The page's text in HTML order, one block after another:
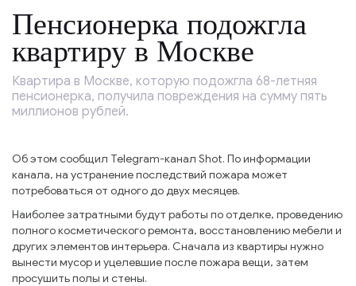
Пенсионерка подожгла
квартиру в Москве
Квартира в Москве, которую подожгла 68-летняя
пенсионерка, получила повреждения на сумму пять
миллионов рублей.
Об этом сообщил Telegram-канал Shot. По информации
канала, на устранение последствий пожара может
потребоваться от одного до двух месяцев.
Наиболее затратными будут работы по отделке, проведению
полного косметического ремонта, восстановлению мебели и
других элементов интерьера. Сначала из квартиры нужно
вынести мусор и уцелевшие после пожара вещи, затем
просушить полы и стены.